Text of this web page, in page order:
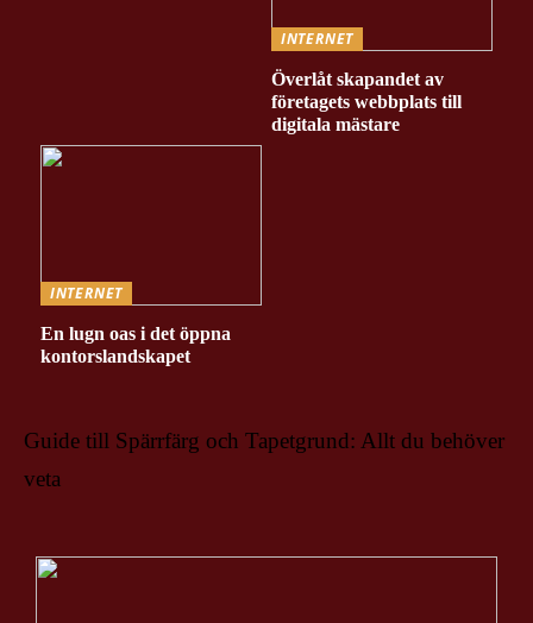
INTERNET
Överlåt skapandet av
företagets webbplats till
digitala mästare
INTERNET
En lugn oas i det öppna
kontorslandskapet
Guide till Spärrfärg och Tapetgrund: Allt du behöver
veta